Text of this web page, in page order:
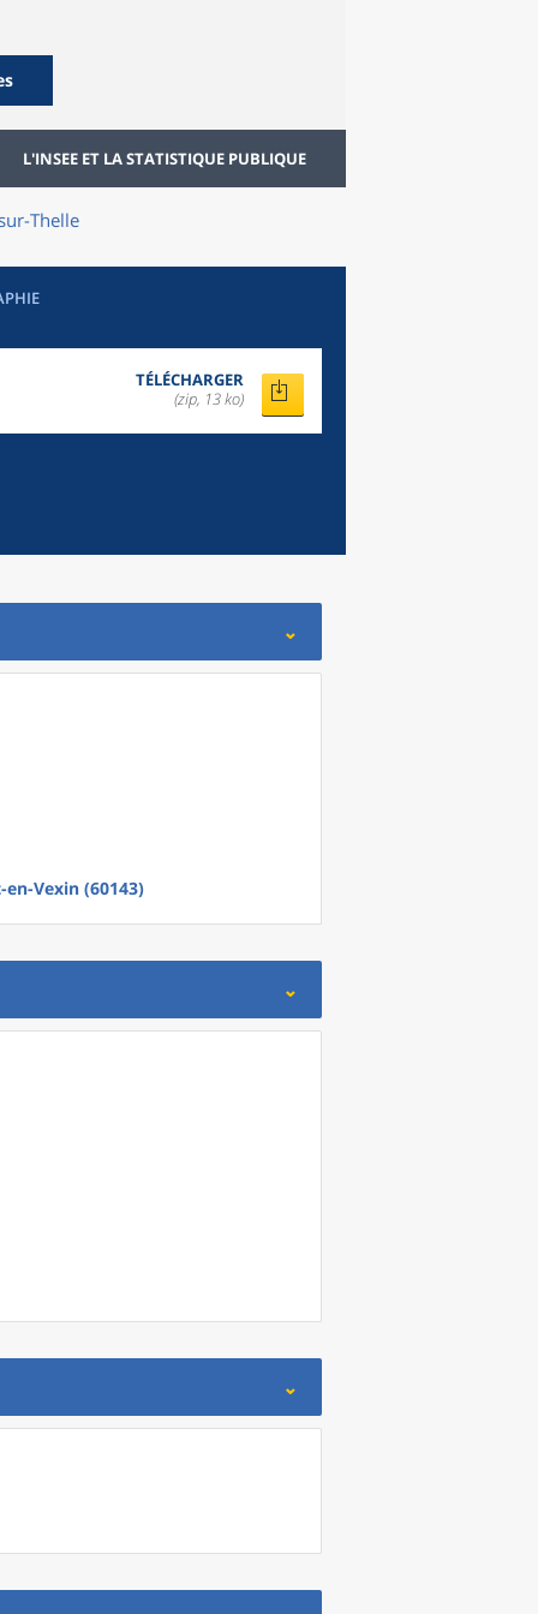
L'INSEE ET LA STATISTIQUE PUBLIQUE
Thelle
TÉLÉCHARGER
(zip, 13 ko)
Vexin (60143)